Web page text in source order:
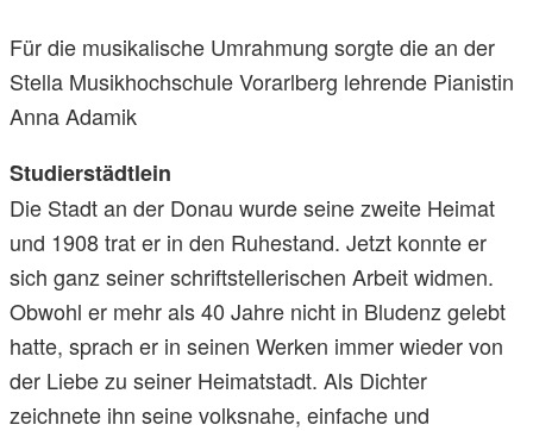
Für die musikalische Umrahmung sorgte die an der
Stella Musikhochschule Vorarlberg lehrende Pianistin
Anna Adamik
Studierstädtlein
Die Stadt an der Donau wurde seine zweite Heimat
und 1908 trat er in den Ruhestand. Jetzt konnte er
sich ganz seiner schriftstellerischen Arbeit widmen.
Obwohl er mehr als 40 Jahre nicht in Bludenz gelebt
hatte, sprach er in seinen Werken immer wieder von
der Liebe zu seiner Heimatstadt. Als Dichter
zeichnete ihn seine volksnahe, einfache und